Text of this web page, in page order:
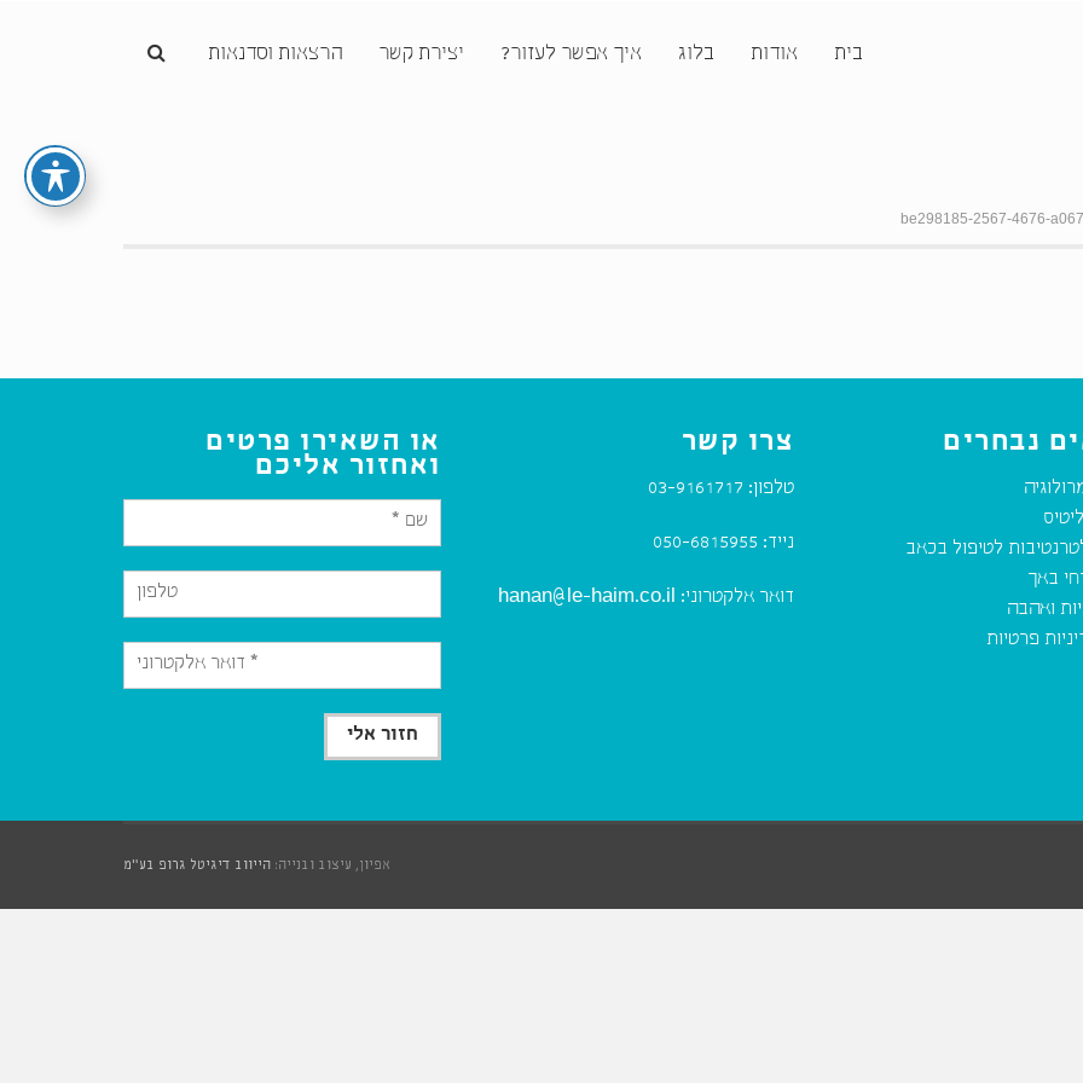
בית אודות בלוג איך אפשר לעזור? יצירת קשר הרצאות וסדנאות
be298185-2567-4676-
נבחרים
לטיפול בכאב
באך
ואהבה
פרטיות
צרו קשר
טלפון: 03-9161717
נייד: 050-6815955
דואר אלקטרוני: hanan@le-haim.co.il
או השאירו פרטים
ואחזור אליכם
אפיון, עיצוב ובנייה: הייווב דיגיטל גרופ בע"מ